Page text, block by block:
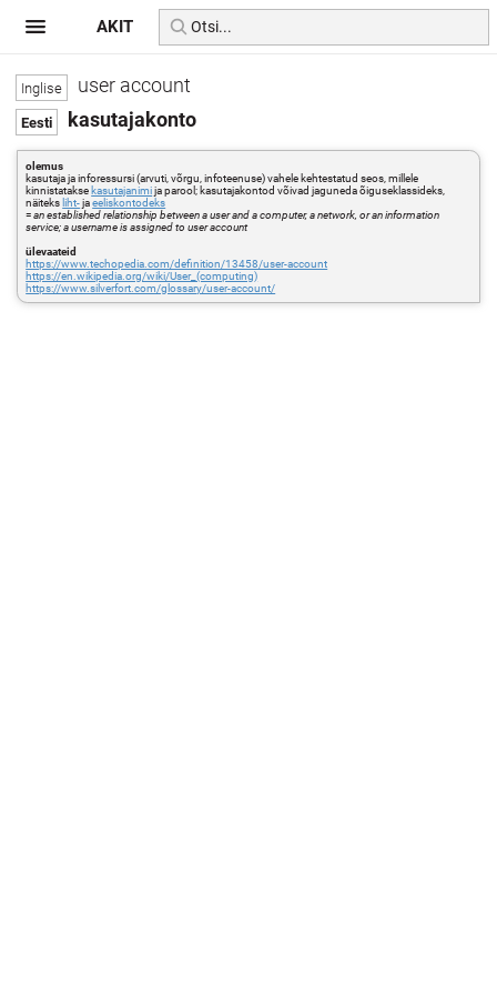
user account
kasutajakonto
olemus
kasutaja ja inforessursi (arvuti, võrgu, infoteenuse) vahele kehtestatud seos, millele
kinnistatakse kasutajanimija parool; kasutajakontod võivad jaguneda õiguseklassideks,
näiteks liht-jaeeliskontodeks
=an established relationship between a user and a computer, a network, or an information
service; a username is assigned to user account
ülevaateid
https://www.techopedia.com/definition/13458/user-account
https://en.wikipedia.org/wiki/User_(computing)
https://www.silverfort.com/glossary/user-account/
AKIT